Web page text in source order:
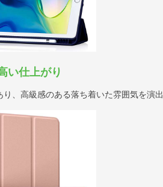
い仕上がり
、高級感のある落ち着いた雰囲気を演出